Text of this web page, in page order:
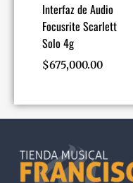
Interfaz de Audio
Focusrite Scarlett
Solo 4g
$675,000.00